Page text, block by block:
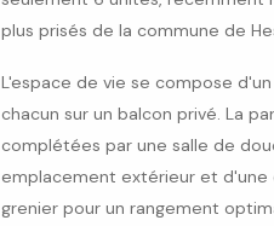
plus prisés de la commune de
L'espace de vie se compose
chacun sur un balcon privé. La
complétées par une salle de
emplacement extérieur et d'une
grenier pour un rangement